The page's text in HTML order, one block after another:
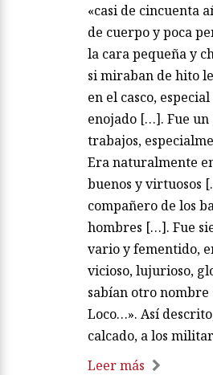
«casi de cincuenta
de cuerpo y poca
la cara pequeña y
si miraban de hito
en el casco,
enojado […]. Fue
trabajos,
Era naturalmente
buenos y virtuosos
compañero de los
hombres […]. Fue
vario y fementido,
vicioso, lujurioso,
sabían otro
Loco…». Así
calcado, a los
Leer más